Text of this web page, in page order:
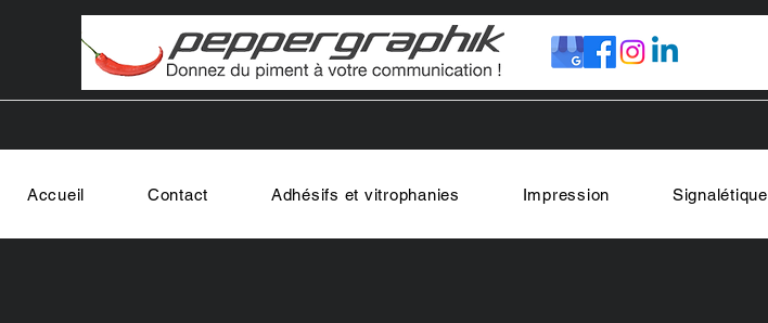
Accueil Contact Adhésifs et vitrophanies Impression Signalétique